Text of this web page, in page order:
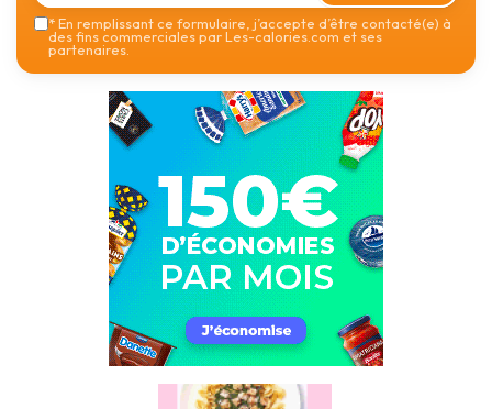
*En remplissant ce formulaire, j’accepte d’être contacté(e) à
des fins commerciales par Les-calories.com et ses
partenaires.